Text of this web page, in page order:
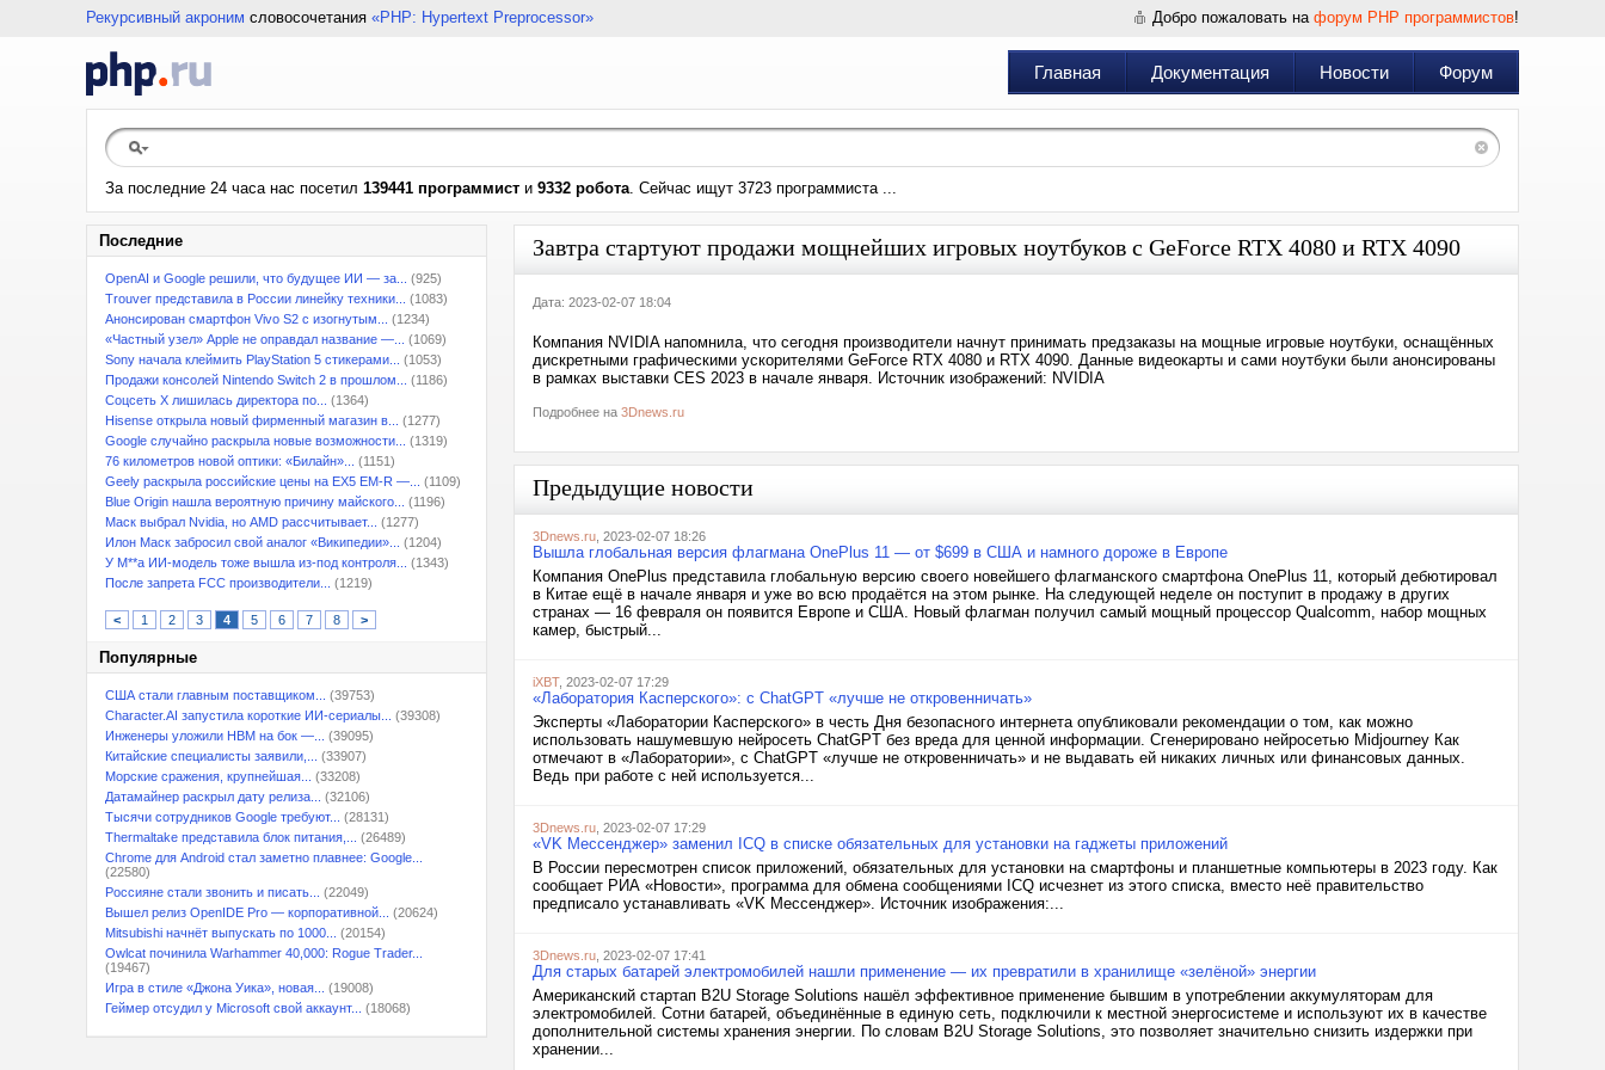
Рекурсивный акроним словосочетания «PHP: Hypertext Preprocessor» Добро пожаловать на форум PHP программистов!
Главная Документация Новости Форум
За последние 24 часа нас посетил 139441 программист и 9332 робота. Сейчас ищут 3723 программиста ...
Последние
OpenAI и Google решили, что будущее ИИ — за...
(925)
Trouver представила в России линейку техники...
(1083)
Анонсирован смартфон Vivo S2 с изогнутым...
(1234)
«Частный узел» Apple не оправдал название —...
(1069)
Sony начала клеймить PlayStation 5 стикерами...
(1053)
Продажи консолей Nintendo Switch 2 в прошлом...
(1186)
Соцсеть X лишилась директора по...
(1364)
Hisense открыла новый фирменный магазин в...
(1277)
Google случайно раскрыла новые возможности...
(1319)
76 километров новой оптики: «Билайн»...
(1151)
Geely раскрыла российские цены на EX5 EM-R —...
(1109)
Blue Origin нашла вероятную причину майского...
(1196)
Маск выбрал Nvidia, но AMD рассчитывает...
(1277)
Илон Маск забросил свой аналог «Википедии»...
(1204)
У M**a ИИ-модель тоже вышла из-под контроля...
(1343)
После запрета FCC производители...
(1219)
< 1 2 3 4 5 6 7 8 >
Популярные
США стали главным поставщиком...
(39753)
Character.AI запустила короткие ИИ-сериалы...
(39308)
Инженеры уложили HBM на бок —...
(39095)
Китайские специалисты заявили,...
(33907)
Морские сражения, крупнейшая...
(33208)
Датамайнер раскрыл дату релиза...
(32106)
Тысячи сотрудников Google требуют...
(28131)
Thermaltake представила блок питания,...
(26489)
Chrome для Android стал заметно плавнее: Google...
(22580)
Россияне стали звонить и писать...
(22049)
Вышел релиз OpenIDE Pro — корпоративной...
(20624)
Mitsubishi начнёт выпускать по 1000...
(20154)
Owlcat починила Warhammer 40,000: Rogue Trader...
(19467)
Игра в стиле «Джона Уика», новая...
(19008)
Геймер отсудил у Microsoft свой аккаунт...
(18068)
Завтра стартуют продажи мощнейших игровых ноутбуков с GeForce RTX 4080 и RTX 4090
Дата: 2023-02-07 18:04
Компания NVIDIA напомнила, что сегодня производители начнут принимать предзаказы на мощные игровые ноутбуки, оснащённых
дискретными графическими ускорителями GeForce RTX 4080 и RTX 4090. Данные видеокарты и сами ноутбуки были анонсированы
в рамках выставки CES 2023 в начале января. Источник изображений: NVIDIA
Подробнее на 3Dnews.ru
Предыдущие новости
3Dnews.ru , 2023-02-07 18:26
Вышла глобальная версия флагмана OnePlus 11 — от $699 в США и намного дороже в Европе
Компания OnePlus представила глобальную версию своего новейшего флагманского смартфона OnePlus 11, который дебютировал
в Китае ещё в начале января и уже во всю продаётся на этом рынке. На следующей неделе он поступит в продажу в других
странах — 16 февраля он появится Европе и США. Новый флагман получил самый мощный процессор Qualcomm, набор мощных
камер, быстрый...
iXBT, 2023-02-07 17:29
«Лаборатория Касперского»: с ChatGPT «лучше не откровенничать»
Эксперты «Лаборатории Касперского» в честь Дня безопасного интернета опубликовали рекомендации о том, как можно
использовать нашумевшую нейросеть ChatGPT без вреда для ценной информации. Сгенерировано нейросетью Midjourney Как
отмечают в «Лаборатории», с ChatGPT «лучше не откровенничать» и не выдавать ей никаких личных или финансовых данных.
Ведь при работе с ней используется...
3Dnews.ru , 2023-02-07 17:29
«VK Мессенджер» заменил ICQ в списке обязательных для установки на гаджеты приложений
В России пересмотрен список приложений, обязательных для установки на смартфоны и планшетные компьютеры в 2023 году. Как
сообщает РИА «Новости», программа для обмена сообщениями ICQ исчезнет из этого списка, вместо неё правительство
предписало устанавливать «VK Мессенджер». Источник изображения:...
3Dnews.ru , 2023-02-07 17:41
Для старых батарей электромобилей нашли применение — их превратили в хранилище «зелёной» энергии
Американский стартап B2U Storage Solutions нашёл эффективное применение бывшим в употреблении аккумуляторам для
электромобилей. Сотни батарей, объединённые в единую сеть, подключили к местной энергосистеме и используют их в качестве
дополнительной системы хранения энергии. По словам B2U Storage Solutions, это позволяет значительно снизить издержки при
хранении...